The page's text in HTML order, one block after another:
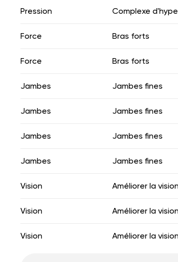
Pression Complexe
Force Bras forts
Force Bras forts
Jambes Jambes fines
Jambes Jambes fines
Jambes Jambes fines
Jambes Jambes fines
Vision Améliorer la
Vision Améliorer la
Vision Améliorer la